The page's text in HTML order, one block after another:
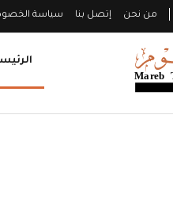
من نحن إتصل بنا سياسة